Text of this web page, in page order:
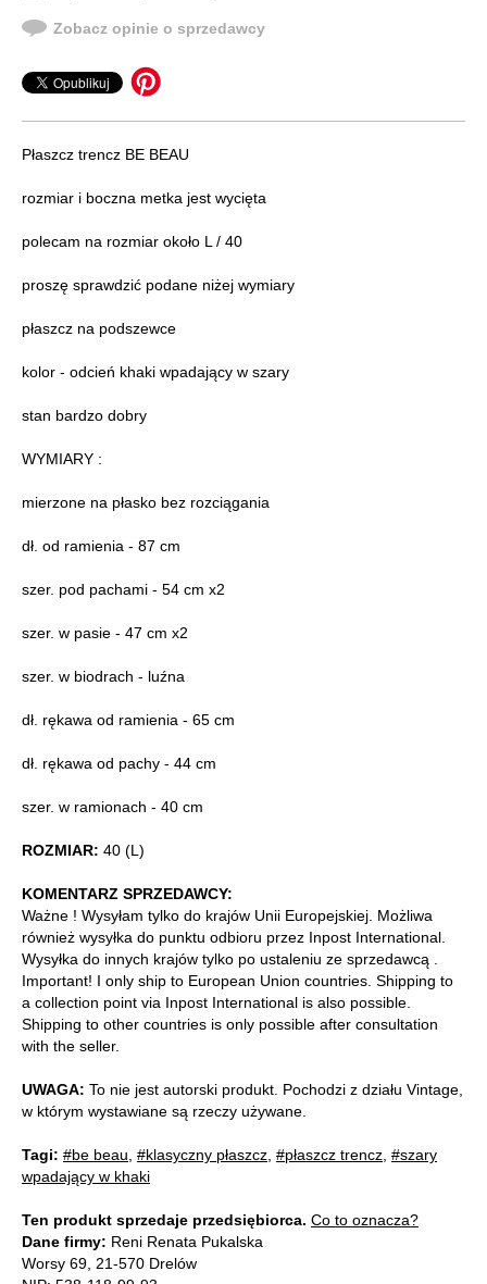
Zobacz opinie o sprzedawcy
Płaszcz trencz BE BEAU
rozmiar i boczna metka jest wycięta
polecam na rozmiar około L / 40
proszę sprawdzić podane niżej wymiary
płaszcz na podszewce
kolor - odcień khaki wpadający w szary
stan bardzo dobry
WYMIARY :
mierzone na płasko bez rozciągania
dł. od ramienia - 87 cm
szer. pod pachami - 54 cm x2
szer. w pasie - 47 cm x2
szer. w biodrach - luźna
dł. rękawa od ramienia - 65 cm
dł. rękawa od pachy - 44 cm
szer. w ramionach - 40 cm
ROZMIAR: 40 (L)
KOMENTARZ SPRZEDAWCY:
Ważne ! Wysyłam tylko do krajów Unii Europejskiej. Możliwa
również wysyłka do punktu odbioru przez Inpost International.
Wysyłka do innych krajów tylko po ustaleniu ze sprzedawcą .
Important! I only ship to European Union countries. Shipping to
a collection point via Inpost International is also possible.
Shipping to other countries is only possible after consultation
with the seller.
UWAGA: To nie jest autorski produkt. Pochodzi z działu Vintage,
w którym wystawiane są rzeczy używane.
Tagi: #be beau #klasyczny płaszcz #płaszcz trencz #szary
wpadający w khaki
Ten produkt sprzedaje przedsiębiorca. Co to oznacza?
Dane firmy: Reni Renata Pukalska
Worsy 69, 21-570 Drelów